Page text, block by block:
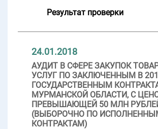
Результат проверки
24.01.2018
АУДИТ В СФЕРЕ ЗАКУПОК
УСЛУГ ПО ЗАКЛЮЧЕННЫМ В
ГОСУДАРСТВЕННЫМ
МУРМАНСКОЙ ОБЛАСТИ, С
ПРЕВЫШАЮЩЕЙ 50 МЛН
(ВЫБОРОЧНО ПО
КОНТРАКТАМ)